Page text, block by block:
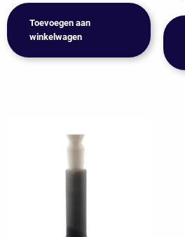
Toevoegen aan
winkelwagen